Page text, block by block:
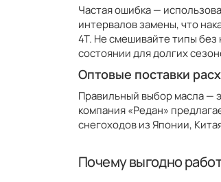
Частая ошибка —
интервалов замены, что
4T. Не смешивайте типы
состоянии для долгих
Оптовые поставки
Правильный выбор масла —
компания «Редан»
снегоходов из Японии,
Почему выгодно